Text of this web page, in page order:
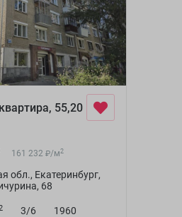
55,20
161 232 ₽/м2
обл., Екатеринбург,
68
3/6
1960